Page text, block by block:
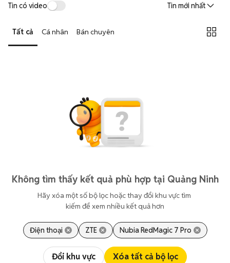
Tin có video Tin mới nhất
Tất cả Cá nhân Bán chuyên
Không tìm thấy kết quả phù hợp tại Quảng Ninh
Hãy xóa một số bộ lọc hoặc thay đổi khu vực tìm
kiếm để xem nhiều kết quả hơn
Điện thoại ZTE Nubia RedMagic 7 Pro
Đổi khu vực Xóa tất cả bộ lọc